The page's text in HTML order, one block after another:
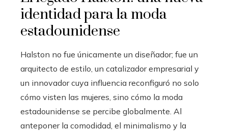
identidad para la moda
estadounidense
Halston no fue únicamente un diseñador; fue un
arquitecto de estilo, un catalizador empresarial y
un innovador cuya influencia reconfiguró no solo
cómo visten las mujeres, sino cómo la moda
estadounidense se percibe globalmente. Al
anteponer la comodidad, el minimalismo y la